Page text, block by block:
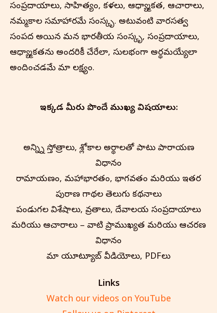
సంప్రదాయాలు, సాహిత్యం, కళలు, ఆధ్యాత్మికత, ఆచారాలు,
నమ్మకాల సమాహారమే సంస్కృతి. అటువంటి వారసత్వ
సంపద అయిన మన భారతీయ సంస్కృతి, సంప్రదాయాలు,
ఆధ్యాత్మికతను అందరికీ చేరేలా, సులభంగా అర్థమయ్యేలా
అందించడమే మా లక్ష్యం.
ఇక్కడ మీరు పొందే ముఖ్య విషయాలు:
అన్న్ని స్తోత్రాలు, శ్లోకాల అర్థాలతో పాటు పారాయణ
విధానం
రామాయణం, మహాభారతం, భాగవతం మరియు ఇతర
పురాణ గాథల తెలుగు కథనాలు
పండుగల విశేషాలు, వ్రతాలు, దేవాలయ సంప్రదాయాలు
మరియు ఆచారాలు – వాటి ప్రాముఖ్యత మరియు ఆచరణ
విధానం
మా యూట్యూబ్ వీడియోలు, PDFలు
Links
Watch our videos on YouTube